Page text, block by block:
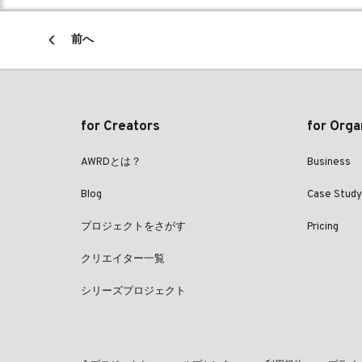
前へ
for Creators
AWRDとは？
Blog
プロジェクトをさがす
クリエイター一覧
シリーズプロジェクト
for
Business
Case Study
Pricing